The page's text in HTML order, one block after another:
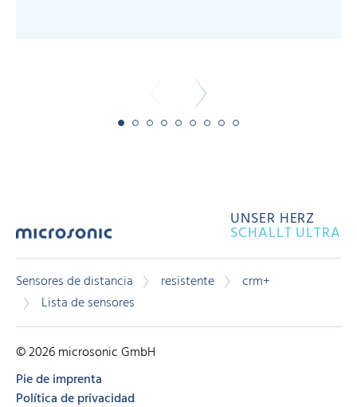
UNSER HERZ
SCHALLT ULTRA
Sensores de distancia resistente
crm+
Lista de sensores
© 2026 microsonic GmbH
Pie de imprenta
Política de privacidad